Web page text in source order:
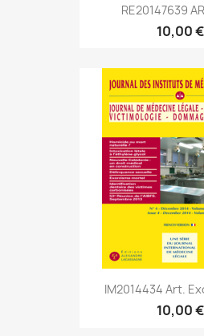
RE20147639
10,00 €
IM2014434 Art.
10,00 €